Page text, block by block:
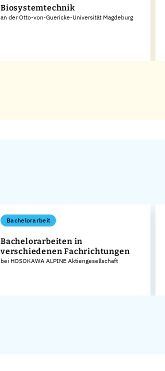
Biosystemtechnik
an der Otto-von-Guericke-Universität Magdeburg
Bachelorarbeit
Bachelorarbeiten in
verschiedenen Fachrichtungen
bei HOSOKAWA ALPINE Aktiengesellschaft